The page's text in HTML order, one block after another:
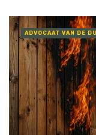
ADVOCAAT VAN DE